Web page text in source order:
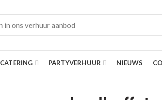
CATERING PARTYVERHUUR NIEUWS